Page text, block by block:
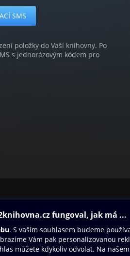
položky do Vaší knihovny. Po
s jednorázovým kódem pro